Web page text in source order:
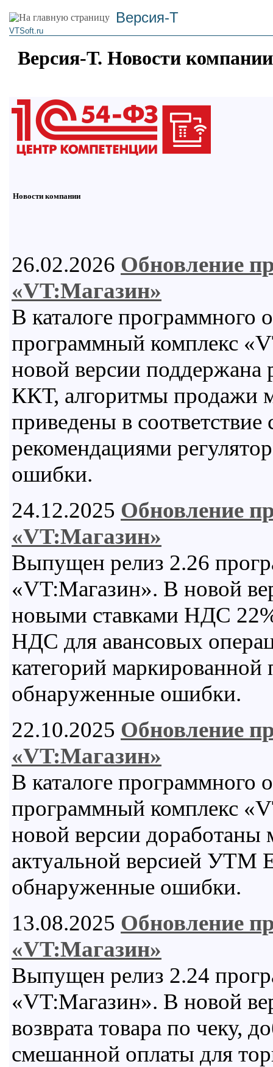
Версия-Т
VTSoft.ru
Версия-Т. Новости компании
Новости компании
26.02.2026 Обновление
«VT:Магазин»
В каталоге программного
программный комплекс
новой версии
ККТ, алгоритмы продажи
приведены в
рекомендациями
ошибки.
24.12.2025 Обновление
«VT:Магазин»
Выпущен релиз 2.26
«VT:Магазин». В новой
новыми ставками НДС
НДС для авансовых
категорий
обнаруженные ошибки.
22.10.2025 Обновление
«VT:Магазин»
В каталоге программного
программный комплекс
новой версии доработаны
актуальной версией УТМ
обнаруженные ошибки.
13.08.2025 Обновление
«VT:Магазин»
Выпущен релиз 2.24
«VT:Магазин». В новой
возврата товара по чеку,
смешанной оплаты для